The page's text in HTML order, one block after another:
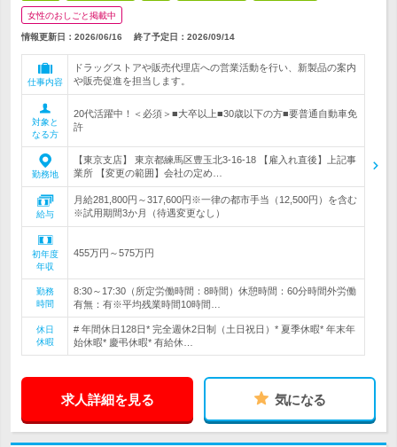
女性のおしごと掲載中
情報更新日：2026/06/16 終了予定日： 2026/09/14
仕事内容
ドラッグストアや販売代理店への営業活動を行い、新製品の案内
や販売促進を担当します。
対象と
なる方
20代活躍中！＜必須＞■大卒以上■30歳以下の方■要普通自動車免
許
勤務地
【東京支店】 東京都練馬区豊玉北3-16-18 【雇入れ直後】上記事
業所 【変更の範囲】会社の定め…
給与
月給281,800円～317,600円※一律の都市手当（12,500円）を含む
※試用期間3か月（待遇変更なし）
初年度
年収
455万円～575万円
勤務
時間
8:30～17:30（所定労働時間：8時間）休憩時間：60分時間外労働
有無：有※平均残業時間10時間…
休日
休暇
# 年間休日128日* 完全週休2日制（土日祝日）* 夏季休暇* 年末年
始休暇* 慶弔休暇* 有給休…
求人詳細を見る 気になる